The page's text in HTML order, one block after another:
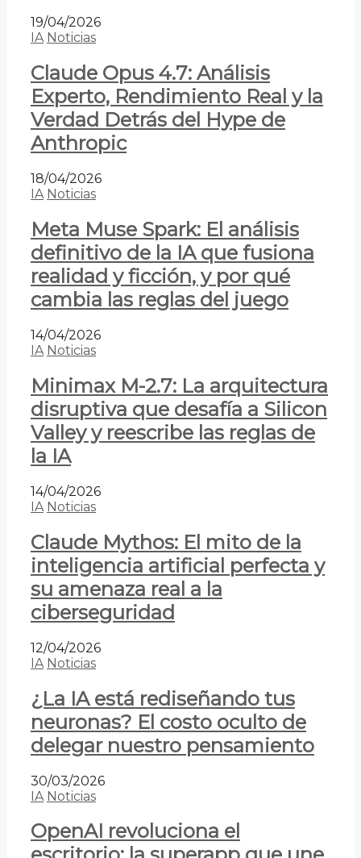
19/04/2026
IA Noticias
Claude Opus 4.7: Análisis
Experto, Rendimiento Real y la
Verdad Detrás del Hype de
Anthropic
18/04/2026
IA Noticias
Meta Muse Spark: El análisis
definitivo de la IA que fusiona
realidad y ficción, y por qué
cambia las reglas del juego
14/04/2026
IA Noticias
Minimax M-2.7: La arquitectura
disruptiva que desafía a Silicon
Valley y reescribe las reglas de
la IA
14/04/2026
IA Noticias
Claude Mythos: El mito de la
inteligencia artificial perfecta y
su amenaza real a la
ciberseguridad
12/04/2026
IA Noticias
¿La IA está rediseñando tus
neuronas? El costo oculto de
delegar nuestro pensamiento
30/03/2026
IA Noticias
OpenAI revoluciona el